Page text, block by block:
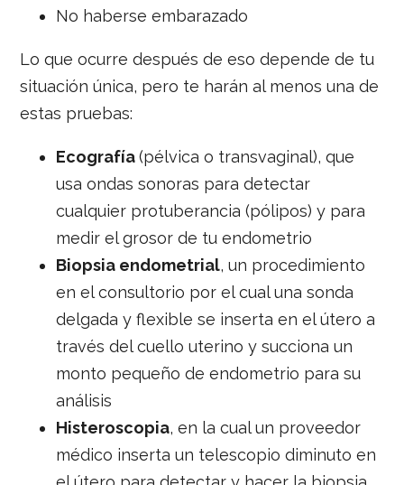
No haberse embarazado
Lo que ocurre después de eso depende de tu
situación única, pero te harán al menos una de
estas pruebas:
Ecografía(pélvica o transvaginal), que
usa ondas sonoras para detectar
cualquier protuberancia (pólipos) y para
medir el grosor de tu endometrio
Biopsia endometrial, un procedimiento
en el consultorio por el cual una sonda
delgada y flexible se inserta en el útero a
través del cuello uterino y succiona un
monto pequeño de endometrio para su
análisis
Histeroscopia, en la cual un proveedor
médico inserta un telescopio diminuto en